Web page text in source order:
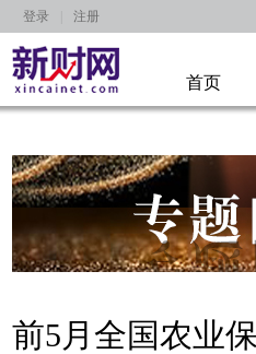
登录 注册
首页
前5月全国农业